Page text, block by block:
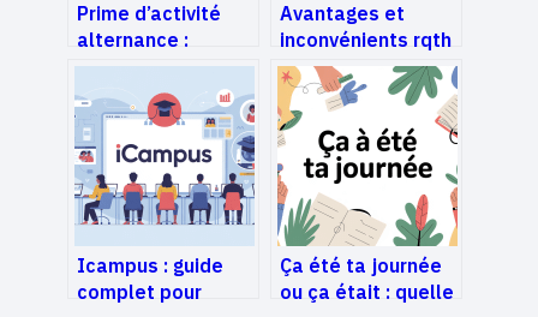
Prime d’activité
alternance :
conditions,
montants et
démarches en
2025
Avantages et
inconvénients rqth
: bien peser la
reconnaissance
travailleur
handicapé
Icampus : guide
complet pour
Ça été ta journée
ou ça était : quelle